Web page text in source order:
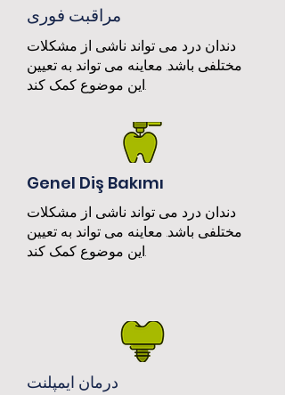
مراقبت فوری
دندان درد می تواند ناشی از مشکلات
مختلفی باشد. معاینه می تواند به تعیین
این موضوع کمک کند.
Genel Diş Bakımı
دندان درد می تواند ناشی از مشکلات
مختلفی باشد. معاینه می تواند به تعیین
این موضوع کمک کند.
درمان ایمپلنت